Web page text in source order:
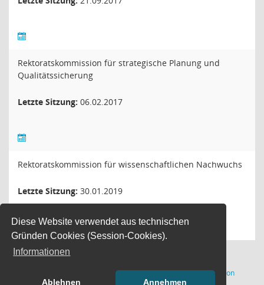
Diese Website verwendet aus technischen
Gründen Cookies (Session-Cookies).
Informationen
Ablehnen Annehmen
Rektoratskommission für strategische Planung und
Qualitätssicherung
Letzte Sitzung: 06.02.2017
Rektoratskommission für wissenschaftlichen Nachwuchs
Letzte Sitzung: 30.01.2019
Software:SitzungsdienstSession(Wird in